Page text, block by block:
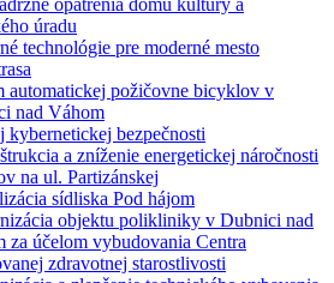
opatrenia domu kultúry a
úradu
technológie pre moderné mesto
automatickej požičovne bicyklov v
nad Váhom
kybernetickej bezpečnosti
a zníženie energetickej náročnosti
na ul. Partizánskej
sídliska Pod hájom
objektu polikliniky v Dubnici nad
za účelom vybudovania Centra
zdravotnej starostlivosti